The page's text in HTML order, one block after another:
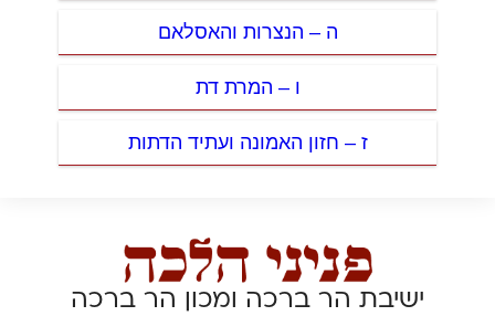
ה – הנצרות והאסלאם
ו – המרת דת
ז – חזון האמונה ועתיד הדתות
ישיבת הר ברכה ומכון הר ברכה